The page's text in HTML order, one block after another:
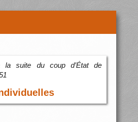
la suite du coup d’État de